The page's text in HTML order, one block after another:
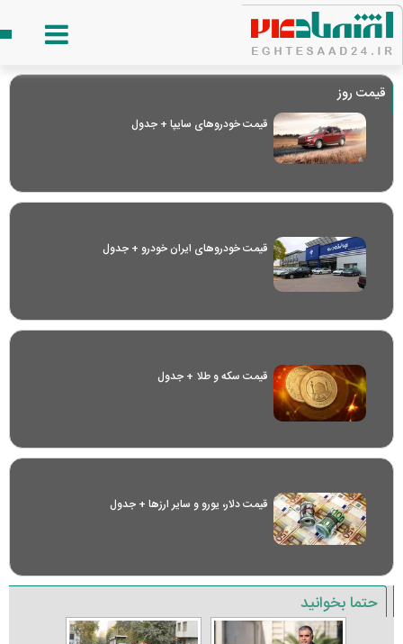
قیمت روز
قیمت خودرو‌های سایپا + جدول
قیمت خودرو‌های ایران خودرو + جدول
قیمت سکه و طلا + جدول
قیمت دلار، یورو و سایر ارز‌ها + جدول
حتما بخوانید